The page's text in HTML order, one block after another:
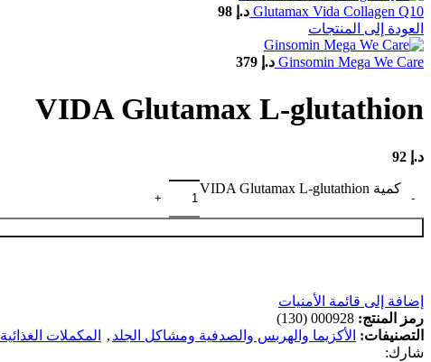
Glutamax Vida Collagen Q10 د.إ
العودة إلى المنتجات
Ginsomin Mega We Care د.إ
VIDA Glutamax L-glutathion
د.إ
كمية VIDA Glutamax L-glutathion
إضافة إلى قائمة الأمنيات
رمز المنتج: 000928 (130)
التصنيفات: الأكزيما والهربس والصدفية ومشاكل الجلد , المكملات الغذائية
شارك: